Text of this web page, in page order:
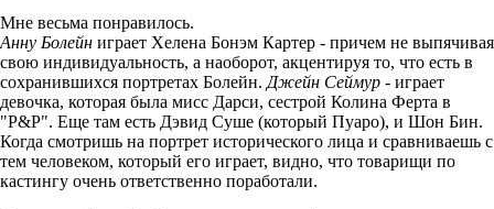
Мне весьма понравилось.
Анну Болейн играет Хелена Бонэм Картер - причем не выпячивая
свою индивидуальность, а наоборот, акцентируя то, что есть в
сохранившихся портретах Болейн. Джейн Сеймур - играет
девочка, которая была мисс Дарси, сестрой Колина Ферта в
"P&P". Еще там есть Дэвид Суше (который Пуаро), и Шон Бин.
Когда смотришь на портрет исторического лица и сравниваешь с
тем человеком, который его играет, видно, что товарищи по
кастингу очень ответственно поработали.